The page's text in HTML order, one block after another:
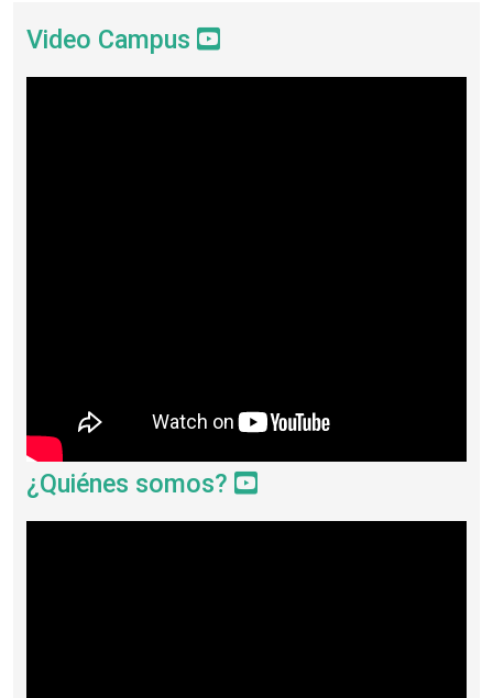
Video Campus
¿Quiénes somos?